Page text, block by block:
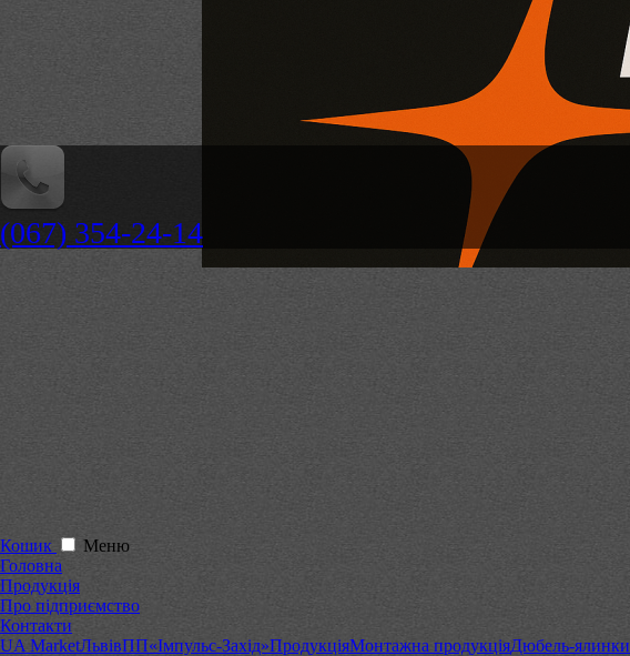
(067) 354-24-14
Кошик
Меню
Головна
Продукція
Про підприємство
Контакти
UA MarketЛьвівПП«Імпульс-Захід»ПродукціяМонтажна продукціяДюбель-ялинки